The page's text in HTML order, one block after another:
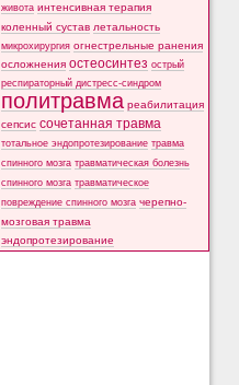
живота интенсивная терапия
коленный сустав летальность
микрохирургия огнестрельные ранения
осложнения остеосинтез острый
респираторный дистресс-синдром
политравма реабилитация
сепсис сочетанная травма
тотальное эндопротезирование травма
спинного мозга травматическая болезнь
спинного мозга травматическое
повреждение спинного мозга черепно-
мозговая травма
эндопротезирование